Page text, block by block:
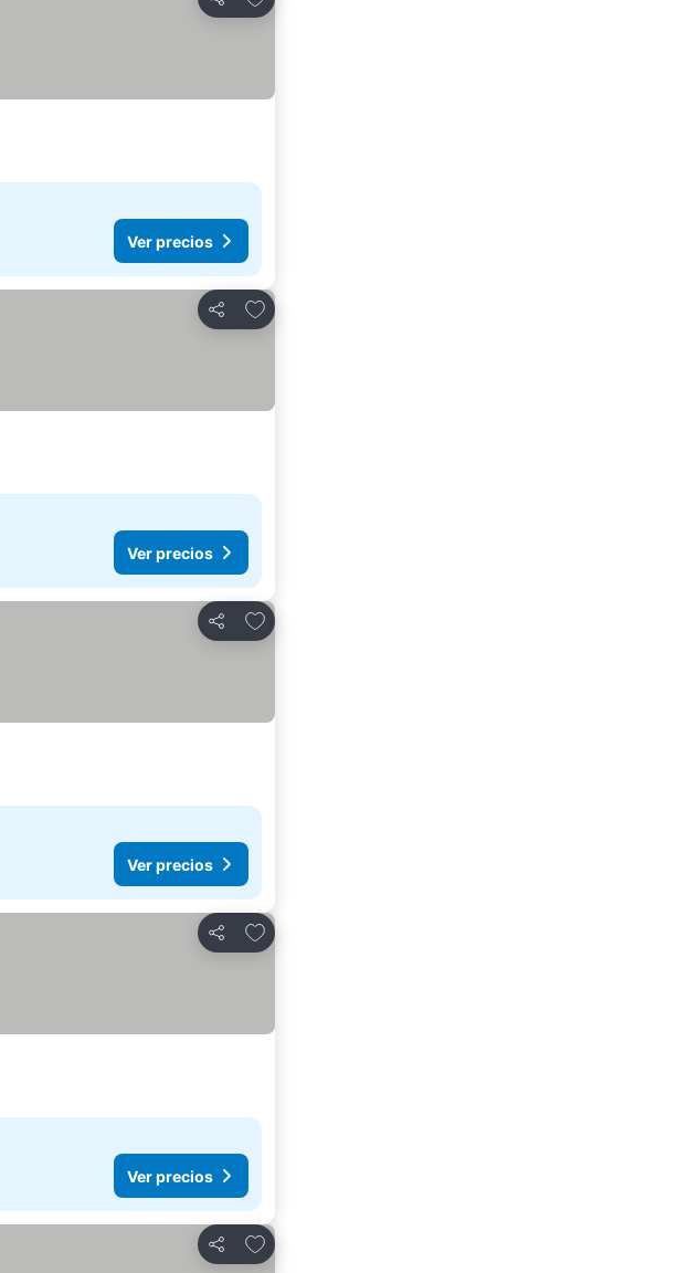
Compartir
Ver precios
Compartir
Añadir a favoritos
Ver precios
Compartir
Añadir a favoritos
Ver precios
Compartir
Añadir a favoritos
Ver precios
Compartir
Añadir a favoritos